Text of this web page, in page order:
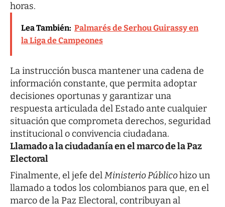
horas.
Lea También: Palmarés de Serhou Guirassy en
la Liga de Campeones
La instrucción busca mantener una cadena de
información constante, que permita adoptar
decisiones oportunas y garantizar una
respuesta articulada del Estado ante cualquier
situación que comprometa derechos, seguridad
institucional o convivencia ciudadana.
Llamado a la ciudadanía en el marco de la Paz
Electoral
Finalmente, el jefe delMinisterio Públicohizo un
llamado a todos los colombianos para que, en el
marco de la Paz Electoral, contribuyan al